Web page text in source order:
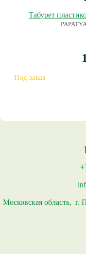
Табурет
Под заказ
Московская область, г.